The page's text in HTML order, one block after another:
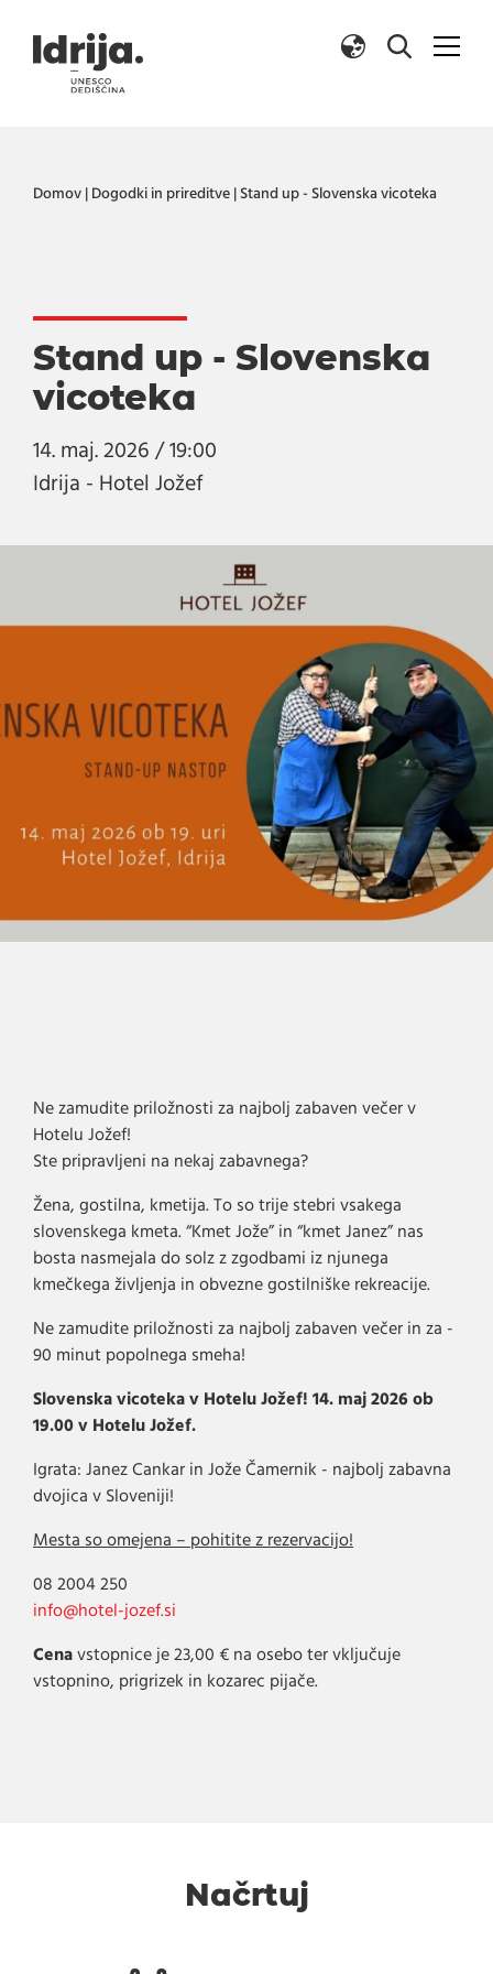
Domov Dogodki in prireditve Stand up - Slovenska vicoteka
Stand up - Slovenska
vicoteka
14. maj. 2026 / 19:00
Idrija - Hotel Jožef
Ne zamudite priložnosti za najbolj zabaven večer v
Hotelu Jožef!
Ste pripravljeni na nekaj zabavnega?
Žena, gostilna, kmetija. To so trije stebri vsakega
slovenskega kmeta. “Kmet Jože” in “kmet Janez” nas
bosta nasmejala do solz z zgodbami iz njunega
kmečkega življenja in obvezne gostilniške rekreacije.
Ne zamudite priložnosti za najbolj zabaven večer in za -
90 minut popolnega smeha!
Slovenska vicoteka v Hotelu Jožef! 14. maj 2026 ob
19.00 v Hotelu Jožef.
Igrata: Janez Cankar in Jože Čamernik - najbolj zabavna
dvojica v Sloveniji!
Mesta so omejena – pohitite z rezervacijo!
08 2004 250
info@hotel-jozef.si
Cena vstopnice je 23,00 € na osebo ter vključuje
vstopnino, prigrizek in kozarec pijače.
Načrtuj